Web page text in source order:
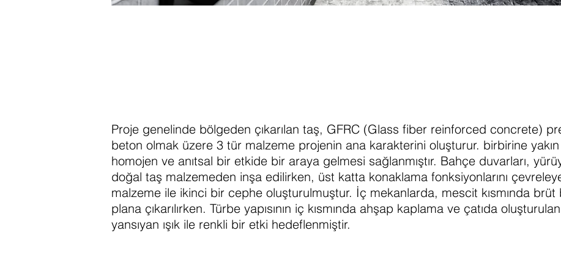
Proje genelinde bölgeden çıkarılan taş, GFRC (Glass fiber reinforced concrete)
beton olmak üzere 3 tür malzeme projenin ana karakterini oluşturur. birbirine
homojen ve anıtsal bir etkide bir araya gelmesi sağlanmıştır. Bahçe duvarları,
doğal taş malzemeden inşa edilirken, üst katta konaklama fonksiyonlarını
malzeme ile ikinci bir cephe oluşturulmuştur. İç mekanlarda, mescit kısmında brüt
plana çıkarılırken. Türbe yapısının iç kısmında ahşap kaplama ve çatıda
yansıyan ışık ile renkli bir etki hedeflenmiştir.